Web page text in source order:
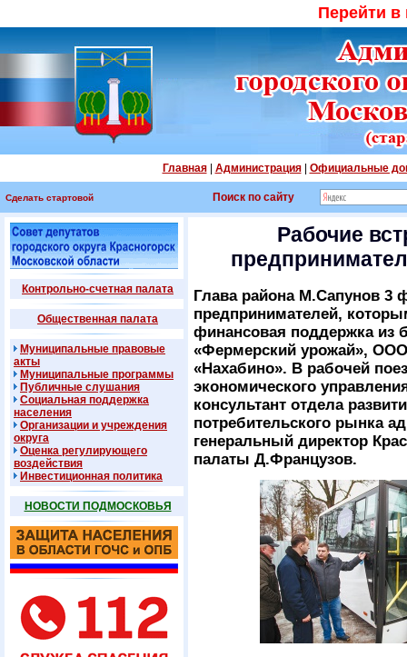
Перейти
Главная| Администрация| Официальные
Сделать стартовой Поиск по сайту
Контрольно-счетная палата
Общественная палата
Муниципальные правовые
акты
Муниципальные программы
Публичные слушания
Социальная поддержка
населения
Организации и учреждения
округа
Оценка регулирующего
воздействия
Инвестиционная политика
НОВОСТИ ПОДМОСКОВЬЯ
Рабочие
Глава района М.Сапунов 3
предпринимателей,
финансовая поддержка из
«Фермерский урожай»,
«Нахабино». В рабочей
экономического
консультант отдела
потребительского рынка
генеральный директор
палаты Д.Французов.